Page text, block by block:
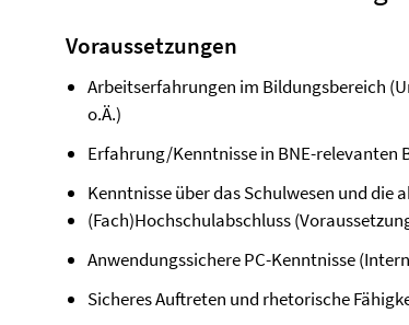
Voraussetzungen
Arbeitserfahrungen im Bildungsbereich
o.Ä.)
Erfahrung/Kenntnisse in BNE-relevanten
Kenntnisse über das Schulwesen und die
(Fach)Hochschulabschluss
Anwendungssichere PC-Kenntnisse
Sicheres Auftreten und rhetorische